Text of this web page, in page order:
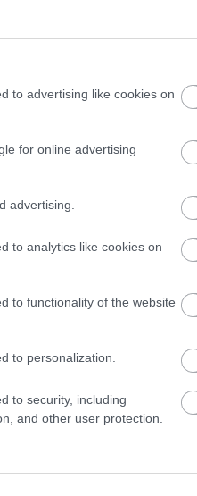
to advertising like cookies on
for online advertising
advertising.
to analytics like cookies on
to functionality of the website
to personalization.
to security, including
and other user protection.